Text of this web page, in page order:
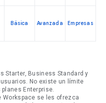
Básica Avanzada Empresas
Starter, Business Standard y
No existe un límite
Enterprise.
Workspace se les ofrezca